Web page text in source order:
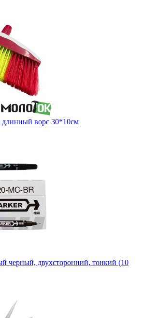
ворс 30*10см
черный, двухсторонний, тонкий (10